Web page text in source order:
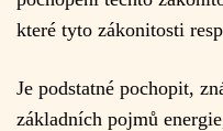
které tyto zákonitosti
Je podstatné pochopit,
základních pojmů